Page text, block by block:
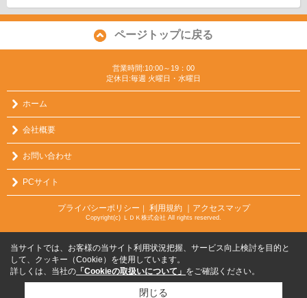
ページトップに戻る
営業時間:10:00～19：00
定休日:毎週 火曜日・水曜日
ホーム
会社概要
お問い合わせ
PCサイト
プライバシーポリシー ｜ 利用規約 ｜アクセスマップ
Copyright(c) ＬＤＫ株式会社 All rights reserved.
当サイトでは、お客様の当サイト利用状況把握、サービス向上検討を目的と
して、クッキー（Cookie）を使用しています。
詳しくは、当社の 「Cookieの取扱いについて」 をご確認ください。
閉じる